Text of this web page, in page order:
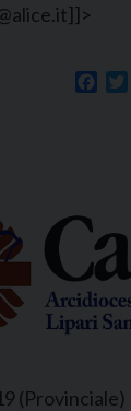
(Provinciale)